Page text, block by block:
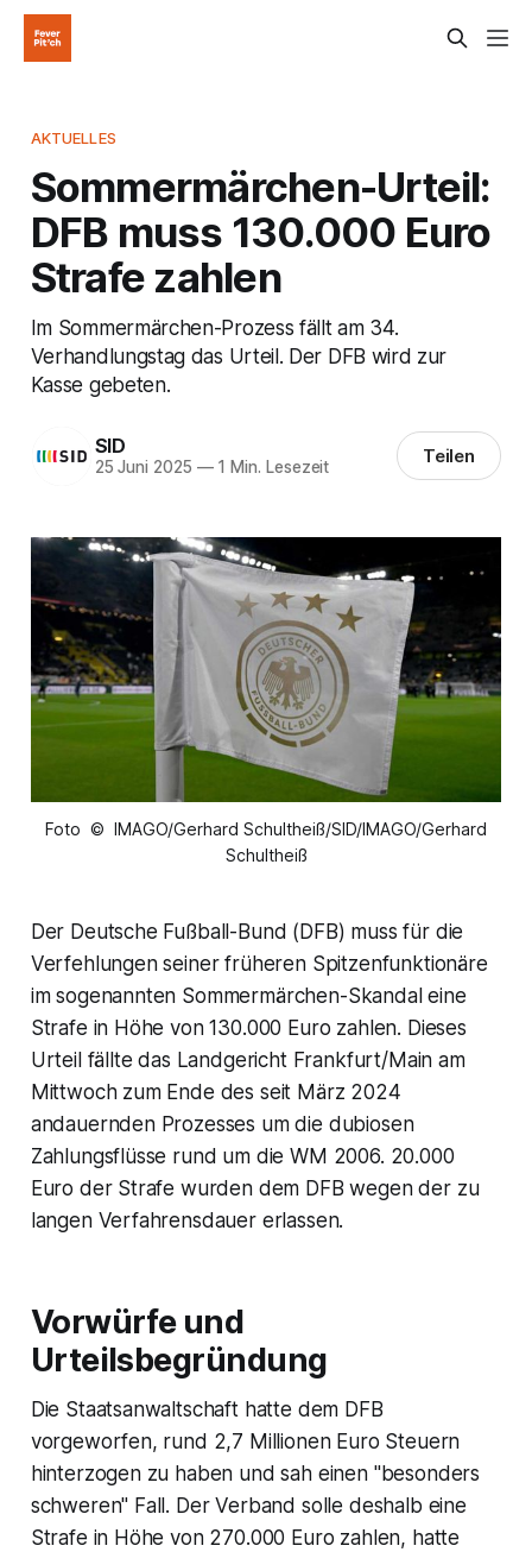
AKTUELLES
Sommermärchen-Urteil:
DFB muss 130.000 Euro
Strafe zahlen
Im Sommermärchen-Prozess fällt am 34.
Verhandlungstag das Urteil. Der DFB wird zur
Kasse gebeten.
SID
25 Juni 2025 —1 Min. Lesezeit Teilen
Foto © IMAGO/Gerhard Schultheiß/SID/IMAGO/Gerhard
Schultheiß
Der Deutsche Fußball-Bund (DFB) muss für die
Verfehlungen seiner früheren Spitzenfunktionäre
im sogenannten Sommermärchen-Skandal eine
Strafe in Höhe von 130.000 Euro zahlen. Dieses
Urteil fällte das Landgericht Frankfurt/Main am
Mittwoch zum Ende des seit März 2024
andauernden Prozesses um die dubiosen
Zahlungsflüsse rund um die WM 2006. 20.000
Euro der Strafe wurden dem DFB wegen der zu
langen Verfahrensdauer erlassen.
Vorwürfe und
Urteilsbegründung
Die Staatsanwaltschaft hatte dem DFB
vorgeworfen, rund 2,7 Millionen Euro Steuern
hinterzogen zu haben und sah einen "besonders
schweren" Fall. Der Verband solle deshalb eine
Strafe in Höhe von 270.000 Euro zahlen, hatte